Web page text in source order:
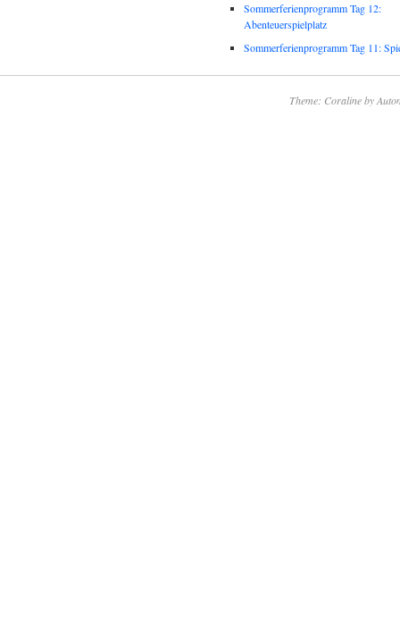
Sommerferienprogramm Tag 12:
Abenteuerspielplatz
Sommerferienprogramm Tag 11:
Theme: Coraline by